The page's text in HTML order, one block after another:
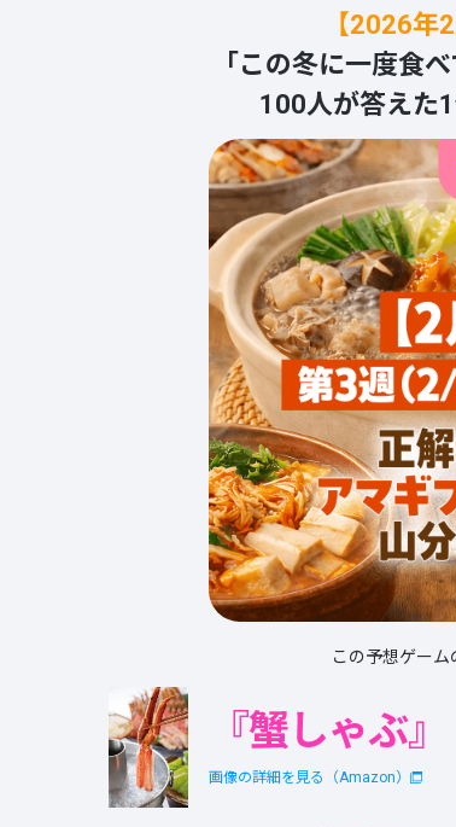
【2026年
「この冬に一度食
100人が答えた
この予想ゲーム
『蟹しゃぶ』
画像の詳細を見る（Amazon）